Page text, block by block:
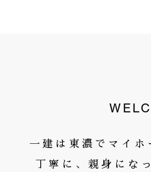
一建は東濃でマイホ
丁寧に、親身にな